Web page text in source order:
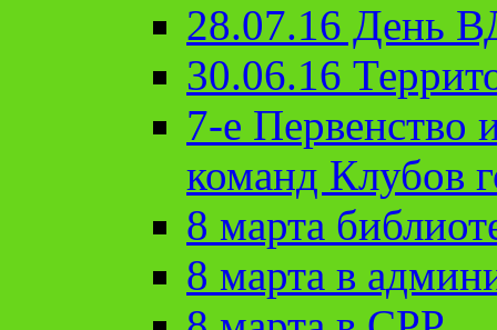
28.07.16 День
30.06.16
7-е Первенство
команд Клубов
8 марта
8 марта в